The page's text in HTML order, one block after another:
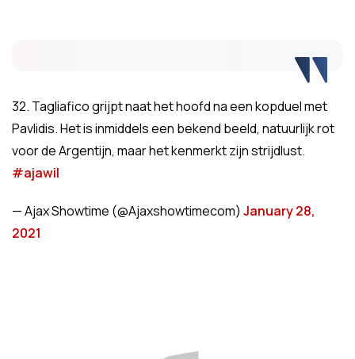
32. Tagliafico grijpt naat het hoofd na een kopduel met
Pavlidis. Het is inmiddels een bekend beeld, natuurlijk rot
voor de Argentijn, maar het kenmerkt zijn strijdlust.
#ajawil
— Ajax Showtime (@Ajaxshowtimecom) January 28,
2021